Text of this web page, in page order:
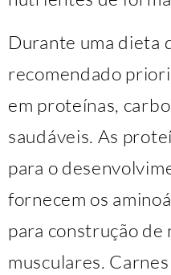
Durante uma dieta
recomendado
em proteínas,
saudáveis. As
para o
fornecem os
para construção de
musculares.